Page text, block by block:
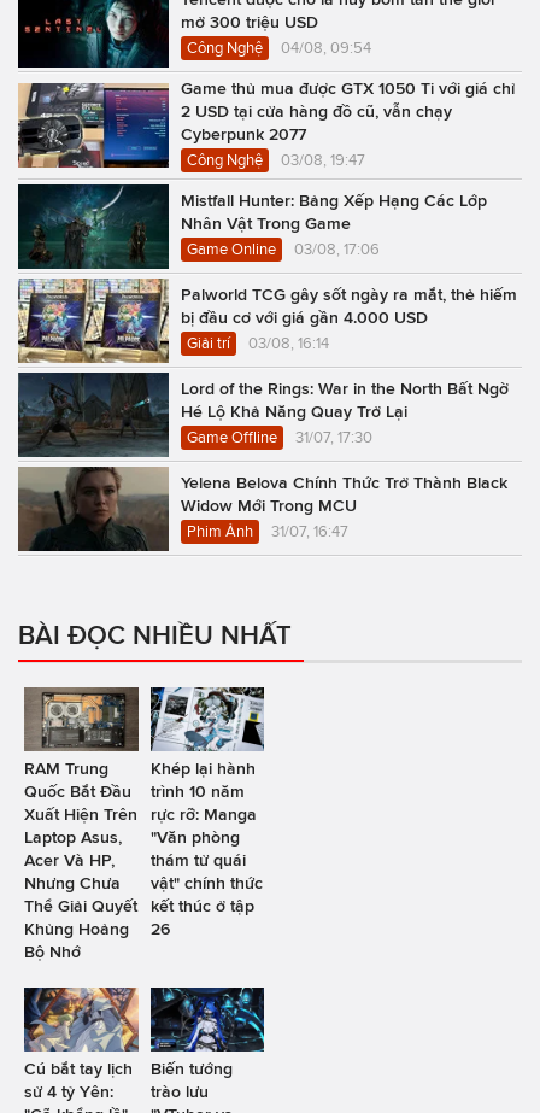
mở 300 triệu USD
Công Nghệ 04/08, 09:54
Game thủ mua được GTX 1050 Ti với giá chỉ
2 USD tại cửa hàng đồ cũ, vẫn chạy
Cyberpunk 2077
Công Nghệ 03/08, 19:47
Mistfall Hunter: Bảng Xếp Hạng Các Lớp
Nhân Vật Trong Game
Game Online 03/08, 17:06
Palworld TCG gây sốt ngày ra mắt, thẻ hiếm
bị đầu cơ với giá gần 4.000 USD
Giải trí 03/08, 16:14
Lord of the Rings: War in the North Bất Ngờ
Hé Lộ Khả Năng Quay Trở Lại
Game Offline 31/07, 17:30
Yelena Belova Chính Thức Trở Thành Black
Widow Mới Trong MCU
Phim Ảnh 31/07, 16:47
BÀI ĐỌC NHIỀU NHẤT
RAM Trung
Quốc Bắt Đầu
Xuất Hiện Trên
Laptop Asus,
Acer Và HP,
Nhưng Chưa
Thể Giải Quyết
Khủng Hoảng
Bộ Nhớ
Khép lại hành
trình 10 năm
rực rỡ: Manga
"Văn phòng
thám tử quái
vật" chính thức
kết thúc ở tập
26
Cú bắt tay lịch
sử 4 tỷ Yên:
Biến tướng
trào lưu